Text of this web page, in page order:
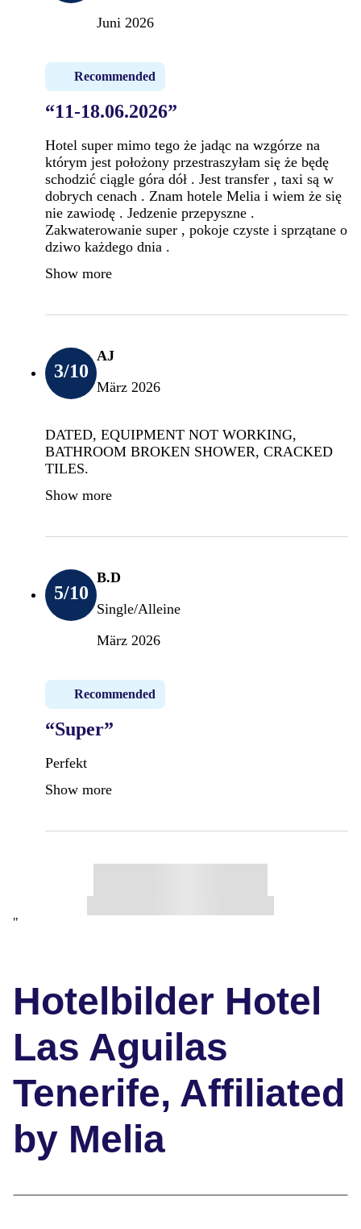
Juni 2026
Recommended
“11-18.06.2026”
Hotel super mimo tego że jadąc na wzgórze na
którym jest położony przestraszyłam się że będę
schodzić ciągle góra dół . Jest transfer , taxi są w
dobrych cenach . Znam hotele Melia i wiem że się
nie zawiodę . Jedzenie przepyszne .
Zakwaterowanie super , pokoje czyste i sprzątane o
dziwo każdego dnia .
Show more
3/10
AJ
März 2026
DATED, EQUIPMENT NOT WORKING,
BATHROOM BROKEN SHOWER, CRACKED
TILES.
Show more
5/10
B.D
Single/Alleine
März 2026
Recommended
“Super”
Perfekt
Show more
"
Hotelbilder Hotel
Las Aguilas
Tenerife, Affiliated
by Melia